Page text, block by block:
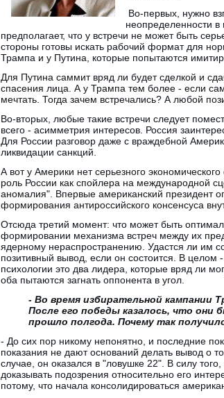
Во-первых, нужно
неопределенности
предполагает, что у встречи не может быть
стороны готовы искать рабочий формат для
Трампа и у Путина, которые попытаются
Для Путина саммит вряд ли будет сделкой и
спасения лица. А у Трампа тем более - если
мечтать. Тогда зачем встречались? А любой
Во-вторых, любые такие встречи следует
всего - асимметрия интересов. Россия
Для России разговор даже с враждебной
ликвидации санкций.
А вот у Америки нет серьезного
роль России как спойлера на международной
аномалия". Впервые американский президент
формирования антироссийского консенсуса
Отсюда третий момент: что может быть
формировании механизма встреч между их
ядерному нераспространению. Удастся ли им
позитивный вывод, если он состоится. В целом
психологии это два лидера, которые вряд ли
оба пытаются загнать оппонента в угол.
- Во время избирательной кампании
После его победы казалось, что они
прошло полгода. Почему так
- До сих пор никому непонятно, и последние
показания не дают оснований делать вывод о
случае, он оказался в "ловушке 22". В силу
доказывать подозрения относительно его
потому, что начала консолидироваться